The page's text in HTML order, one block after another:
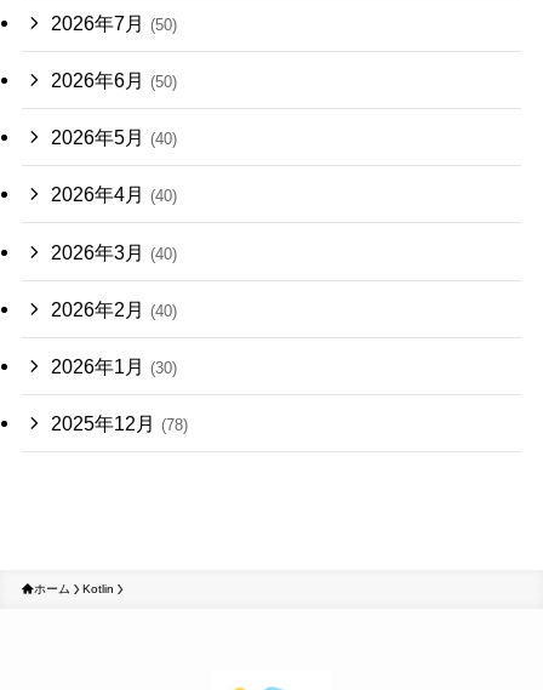
2026年7月 (50)
2026年6月 (50)
2026年5月 (40)
2026年4月 (40)
2026年3月 (40)
2026年2月 (40)
2026年1月 (30)
2025年12月 (78)
ホーム Kotlin